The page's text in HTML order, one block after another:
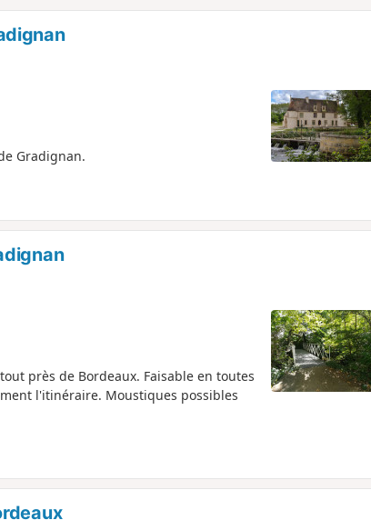
Gradignan.
près de Bordeaux. Faisable en toutes
l'itinéraire. Moustiques possibles